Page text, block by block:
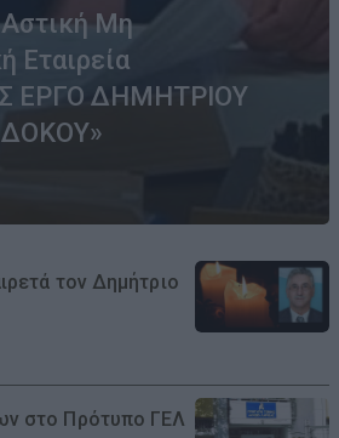
Μη
Εταιρεία
ΕΡΓΟ ΔΗΜΗΤΡΙΟΥ
τον Δημήτριο
στο Πρότυπο ΓΕΛ